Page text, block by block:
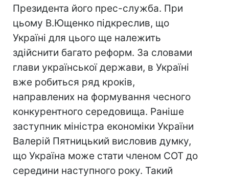
Президента його прес-служба. При
цьому В.Ющенко підкреслив, що
Україні для цього ще належить
здійснити багато реформ. За словами
глави української держави, в Україні
вже робиться ряд кроків,
направлених на формування чесного
конкурентного середовища. Раніше
заступник міністра економіки України
Валерій Пятницький висловив думку,
що Україна може стати членом СОТ до
середини наступного року. Такий